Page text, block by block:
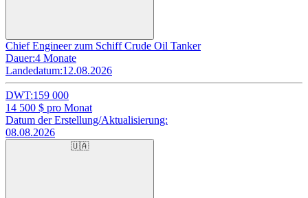
Chief Engineer zum Schiff Crude Oil Tanker
Dauer:4 Monate
Landedatum:12.08.2026
DWT:159 000
14 500 $ pro Monat
Datum der Erstellung/Aktualisierung:
08.08.2026
🇺🇦